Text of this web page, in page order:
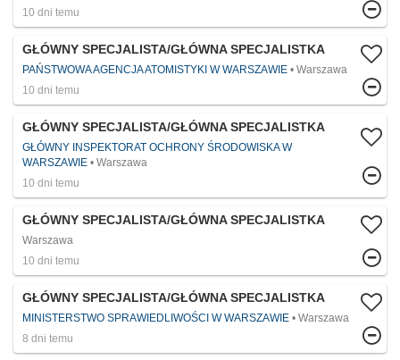
10 dni temu
GŁÓWNY SPECJALISTA/GŁÓWNA SPECJALISTKA
PAŃSTWOWA AGENCJA ATOMISTYKI W WARSZAWIE
Warszawa
10 dni temu
GŁÓWNY SPECJALISTA/GŁÓWNA SPECJALISTKA
GŁÓWNY INSPEKTORAT OCHRONY ŚRODOWISKA W
WARSZAWIE
Warszawa
10 dni temu
GŁÓWNY SPECJALISTA/GŁÓWNA SPECJALISTKA
Warszawa
10 dni temu
GŁÓWNY SPECJALISTA/GŁÓWNA SPECJALISTKA
MINISTERSTWO SPRAWIEDLIWOŚCI W WARSZAWIE
Warszawa
8 dni temu